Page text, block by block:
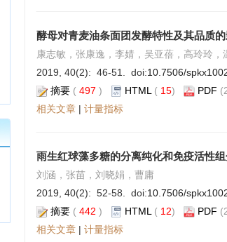
酵母对青麦油条面团发酵特性及其品质
康志敏，张康逸，李婧，吴亚蓓，高玲玲，
2019, 40(2): 46-51. doi:10.7506/
摘要 ( 497 ) HTML ( 15) PDF
相关文章 | 计量指标
雨生红球藻多糖的分离纯化和免疫活性
刘涵，张苗，刘晓娟，曹庸
2019, 40(2): 52-58. doi:10.7506/
摘要 ( 442 ) HTML ( 12) PDF
相关文章 | 计量指标